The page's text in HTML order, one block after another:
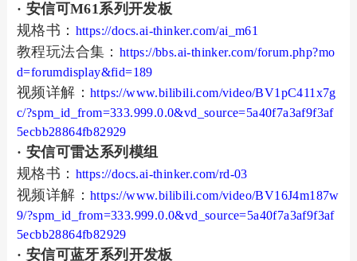
· 安信可M61系列开发板
规格书： https://docs.ai-thinker.com/ai_m61
教程玩法合集： https://bbs.ai-thinker.com/forum.php?mo
d=forumdisplay&fid=189
视频详解： https://www.bilibili.com/video/BV1pC411x7g
c/?spm_id_from=333.999.0.0&vd_source=5a40f7a3af9f3af
5ecbb28864fb82929
· 安信可雷达系列模组
规格书： https://docs.ai-thinker.com/rd-03
视频详解： https://www.bilibili.com/video/BV16J4m187w
9/?spm_id_from=333.999.0.0&vd_source=5a40f7a3af9f3af
5ecbb28864fb82929
· 安信可蓝牙系列开发板